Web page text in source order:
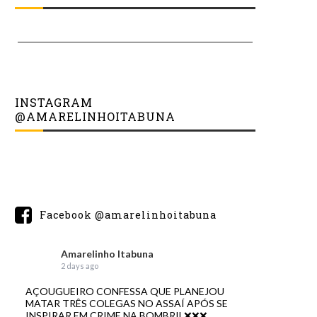
INSTAGRAM
@AMARELINHOITABUNA
Facebook @amarelinhoitabuna
Amarelinho Itabuna
2 days ago
AÇOUGUEIRO CONFESSA QUE PLANEJOU
MATAR TRÊS COLEGAS NO ASSAÍ APÓS SE